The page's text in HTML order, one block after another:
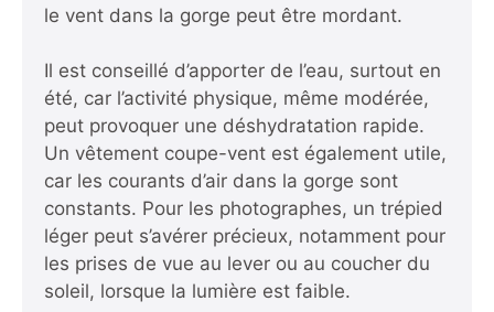
le vent dans la gorge peut être mordant.
Il est conseillé d’apporter de l’eau, surtout en
été, car l’activité physique, même modérée,
peut provoquer une déshydratation rapide.
Un vêtement coupe-vent est également utile,
car les courants d’air dans la gorge sont
constants. Pour les photographes, un trépied
léger peut s’avérer précieux, notamment pour
les prises de vue au lever ou au coucher du
soleil, lorsque la lumière est faible.